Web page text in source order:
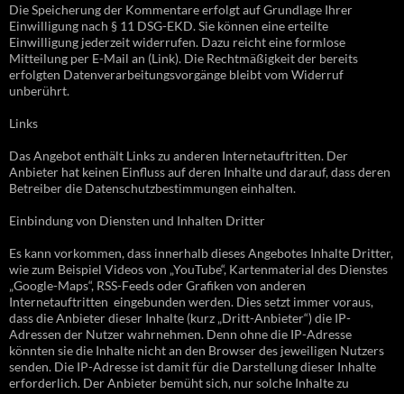
Die Speicherung der Kommentare erfolgt auf Grundlage Ihrer
Einwilligung nach § 11 DSG-EKD. Sie können eine erteilte
Einwilligung jederzeit widerrufen. Dazu reicht eine formlose
Mitteilung per E-Mail an (Link). Die Rechtmäßigkeit der bereits
erfolgten Datenverarbeitungsvorgänge bleibt vom Widerruf
unberührt.
Links
Das Angebot enthält Links zu anderen Internetauftritten. Der
Anbieter hat keinen Einfluss auf deren Inhalte und darauf, dass deren
Betreiber die Datenschutzbestimmungen einhalten.
Einbindung von Diensten und Inhalten Dritter
Es kann vorkommen, dass innerhalb dieses Angebotes Inhalte Dritter,
wie zum Beispiel Videos von „YouTube“, Kartenmaterial des Dienstes
„Google-Maps“, RSS-Feeds oder Grafiken von anderen
Internetauftritten eingebunden werden. Dies setzt immer voraus,
dass die Anbieter dieser Inhalte (kurz „Dritt-Anbieter“) die IP-
Adressen der Nutzer wahrnehmen. Denn ohne die IP-Adresse
könnten sie die Inhalte nicht an den Browser des jeweiligen Nutzers
senden. Die IP-Adresse ist damit für die Darstellung dieser Inhalte
erforderlich. Der Anbieter bemüht sich, nur solche Inhalte zu